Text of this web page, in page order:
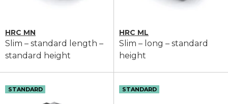
HRC MN
Slim – standard length –
standard height
HRC ML
Slim – long – standard
height
STANDARD STANDARD